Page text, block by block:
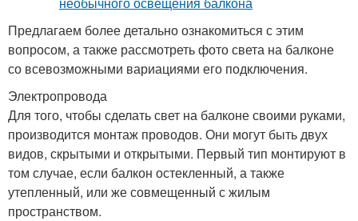
Предлагаем более детально ознакомиться с этим
вопросом, а также рассмотреть фото света на балконе
со всевозможными вариациями его подключения.
Электропровода
Для того, чтобы сделать свет на балконе своими руками,
производится монтаж проводов. Они могут быть двух
видов, скрытыми и открытыми. Первый тип монтируют в
том случае, если балкон остекленный, а также
утепленный, или же совмещенный с жилым
пространством.